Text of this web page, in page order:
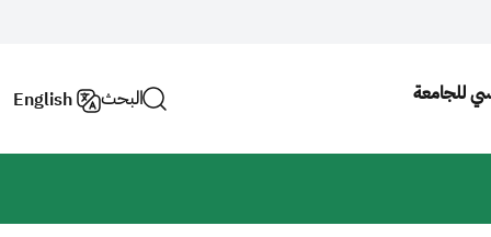
للجامعة البحث English